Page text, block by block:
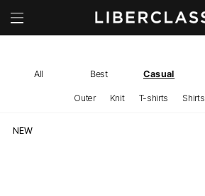
All Best Casual
Outer Knit T-shirts Shirts